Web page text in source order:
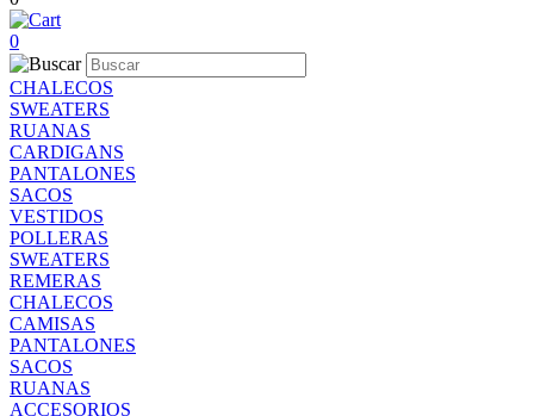
0
CHALECOS
SWEATERS
RUANAS
CARDIGANS
PANTALONES
SACOS
VESTIDOS
POLLERAS
SWEATERS
REMERAS
CHALECOS
CAMISAS
PANTALONES
SACOS
RUANAS
ACCESORIOS